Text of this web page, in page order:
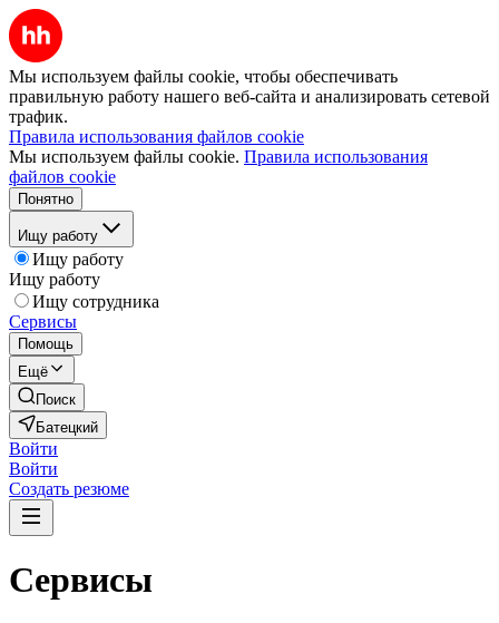
Мы используем файлы cookie, чтобы обеспечивать
правильную работу нашего веб-сайта и анализировать сетевой
трафик.
Правила использования файлов cookie
Мы используем файлы cookie. Правила использования
файлов cookie
Понятно
Ищу работу
Ищу работу
Ищу работу
Ищу сотрудника
Сервисы
Помощь
Ещё
Поиск
Батецкий
Войти
Войти
Создать резюме
Сервисы